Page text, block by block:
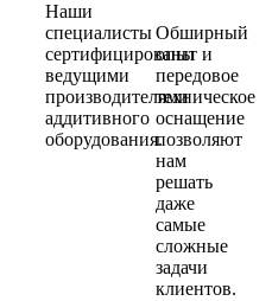
Наши
специалисты
сертифицированы
ведущими
производителями
аддитивного
оборудования.
Обширный
опыт и
передовое
техническое
оснащение
позволяют
нам
решать
даже
самые
сложные
задачи
клиентов.